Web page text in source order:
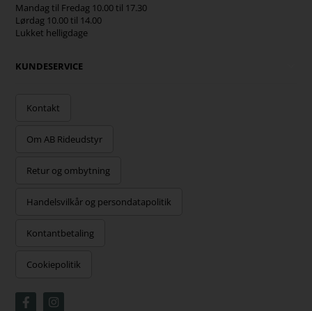
Mandag til Fredag 10.00 til 17.30
Lørdag 10.00 til 14.00
Lukket helligdage
KUNDESERVICE
Kontakt
Om AB Rideudstyr
Retur og ombytning
Handelsvilkår og persondatapolitik
Kontantbetaling
Cookiepolitik